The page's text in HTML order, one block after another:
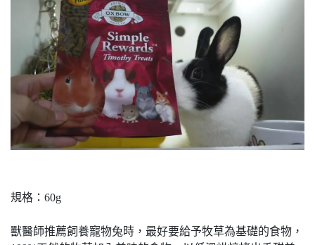
規格：60g
獸醫師推薦飼養寵物兔時，最好要給予牧草為基礎的食物，